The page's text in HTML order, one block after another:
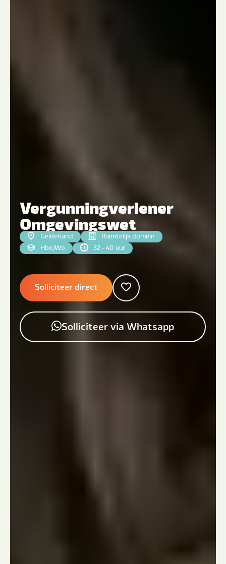
Vergunningverlener
Omgevingswet
Gelderland
Ruimtelijk domein
Hbo|Wo 32 - 40 uur
Solliciteer direct
Solliciteer via Whatsapp